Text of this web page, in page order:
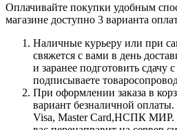
Оплачивайте покупки удобным
магазине доступно 3 варианта
Наличные курьеру или при
свяжется с вами в день
и заранее подготовить
подписываете
При оформлении заказа в
вариант безналичной
Visa, Master Card,НСПК МИР.